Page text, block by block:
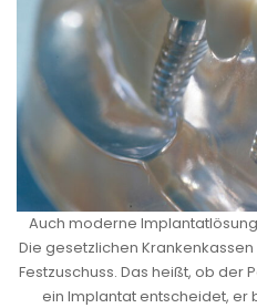
Auch moderne
Die gesetzlichen
Festzuschuss. Das heißt, ob der
ein Implantat entscheidet,